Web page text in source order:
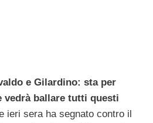
e Gilardino: sta per
vedrà ballare tutti questi
ieri sera ha segnato contro il